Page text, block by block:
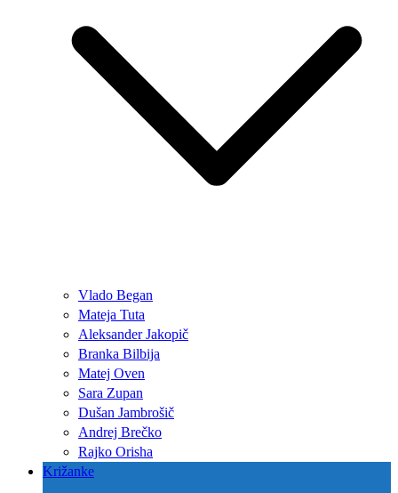
Vlado Began
Mateja Tuta
Aleksander Jakopič
Branka Bilbija
Matej Oven
Sara Zupan
Dušan Jambrošič
Andrej Brečko
Rajko Orisha
Križanke